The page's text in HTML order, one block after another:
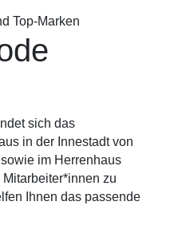
Top-Marken
sich das
in der Innestadt von
im Herrenhaus
zu
Ihnen das passende